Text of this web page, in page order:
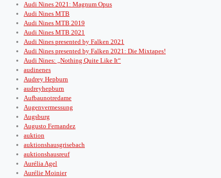
Audi Nines 2021: Magnum Opus
Audi Nines MTB
Audi Nines MTB 2019
Audi Nines MTB 2021
Audi Nines presented by Falken 2021
Audi Nines presented by Falken 2021: Die Mixtapes!
Audi Nines: „Nothing Quite Like It“
audinenes
Audrey Hepburn
audreyhepburn
Aufbaunotredame
Augenvermessung
Augsburg
Augusto Fernandez
auktion
auktionshausgrisebach
auktionshausreuf
Aurélia Agel
Aurélie Moinier